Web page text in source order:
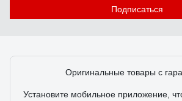
Александр Петров-Боширов
Подписаться
Оригинальные товары с
Установите мобильное приложение,